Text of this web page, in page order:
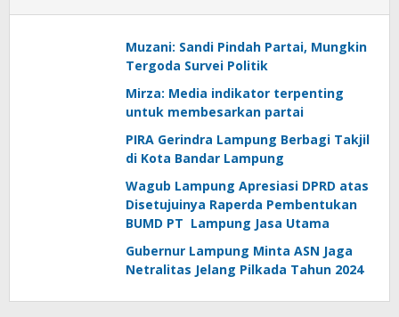
Muzani: Sandi Pindah Partai, Mungkin
Tergoda Survei Politik
Mirza: Media indikator terpenting
untuk membesarkan partai
PIRA Gerindra Lampung Berbagi Takjil
di Kota Bandar Lampung
Wagub Lampung Apresiasi DPRD atas
Disetujuinya Raperda Pembentukan
BUMD PT Lampung Jasa Utama
Gubernur Lampung Minta ASN Jaga
Netralitas Jelang Pilkada Tahun 2024